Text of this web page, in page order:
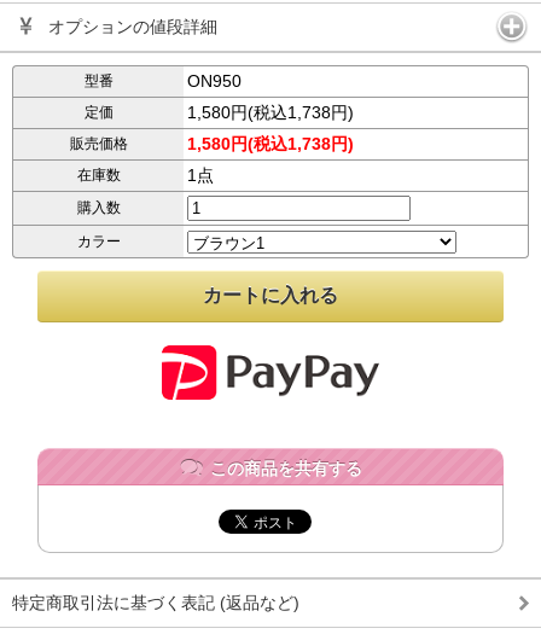
オプションの値段詳細
型番 ON950
定価 1,580円(税込1,738円)
販売価格 1,580円(税込1,738円)
在庫数 1点
購入数
カラー
この商品を共有する
特定商取引法に基づく表記 (返品など)